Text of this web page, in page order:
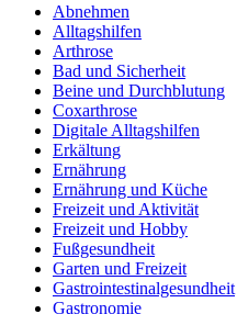
Abnehmen
Alltagshilfen
Arthrose
Bad und Sicherheit
Beine und Durchblutung
Coxarthrose
Digitale Alltagshilfen
Erkältung
Ernährung
Ernährung und Küche
Freizeit und Aktivität
Freizeit und Hobby
Fußgesundheit
Garten und Freizeit
Gastrointestinalgesundheit
Gastronomie